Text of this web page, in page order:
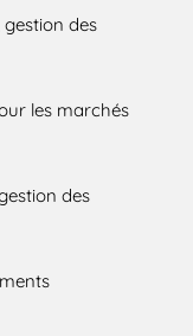
des
les marchés
des